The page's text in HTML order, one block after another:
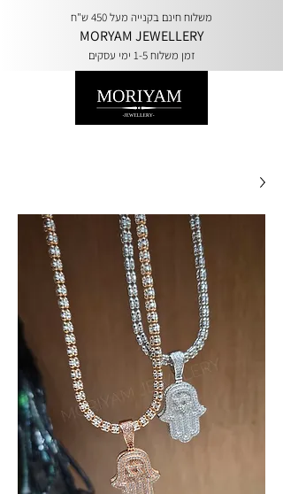
משלוח חינם בקנייה מעל 450 ש"ח
MORYAM JEWELLERY
זמן משלוח 1-5 ימי עסקים